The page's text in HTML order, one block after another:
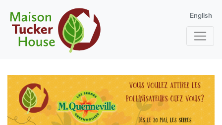
English